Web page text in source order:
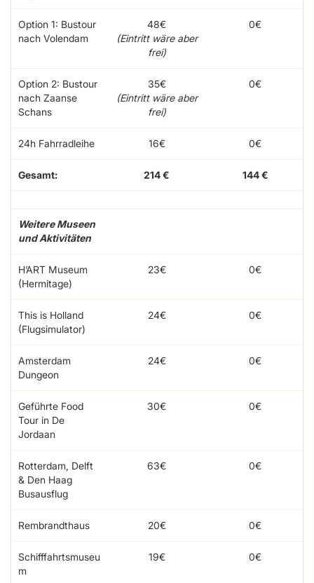
Option 1: Bustour
nach Volendam
48€
(Eintritt wäre aber
frei)
0€
Option 2: Bustour
nach Zaanse
Schans
35€
(Eintritt wäre aber
frei)
0€
24h Fahrradleihe 16€ 0€
Gesamt: 214 € 144 €
Weitere Museen
und Aktivitäten
H’ART Museum
(Hermitage)
23€ 0€
This is Holland
(Flugsimulator)
24€ 0€
Amsterdam
Dungeon
24€ 0€
Geführte Food
Tour in De
Jordaan
30€ 0€
Rotterdam, Delft
& Den Haag
Busausflug
63€ 0€
Rembrandthaus 20€ 0€
Schifffahrtsmuseu
m
19€ 0€